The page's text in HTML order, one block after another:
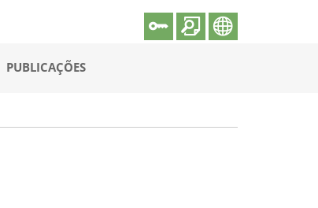
PUBLICAÇÕES